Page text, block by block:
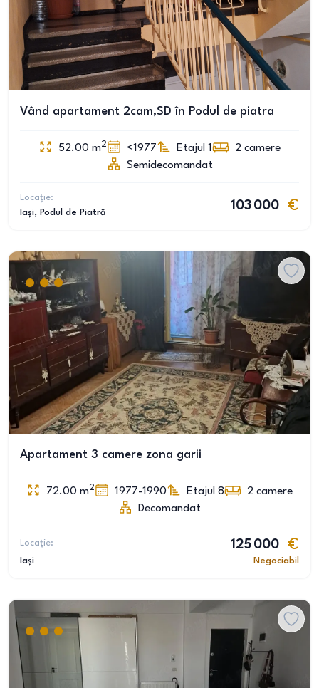
Vând apartament 2cam,SD în Podul de piatra
52.00 m2 <1977 Etajul 1 2 camere
Semidecomandat
Locație:
Iași, Podul de Piatră
103 000
Apartament 3 camere zona garii
72.00 m2 1977-1990 Etajul 8 2 camere
Decomandat
Locație:
Iași
125 000
Negociabil